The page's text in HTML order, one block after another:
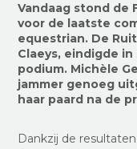
Vandaag stond de
voor de laatste
equestrian. De
Claeys, eindigde
podium. Michèle
jammer genoeg
haar paard na de
Dankzij de